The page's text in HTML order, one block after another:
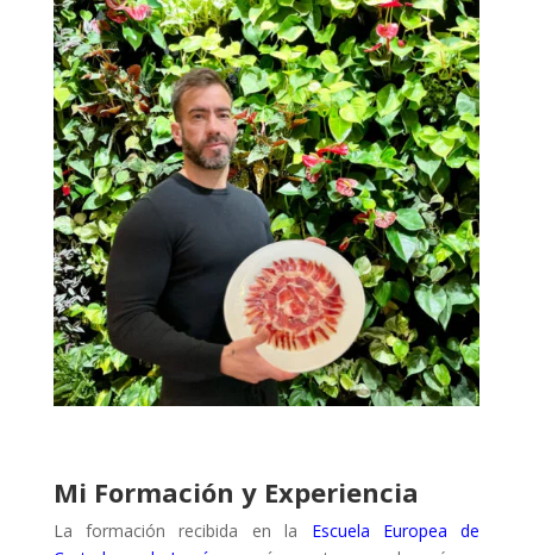
Mi Formación y Experiencia
La formación recibida en la Escuela Europea de